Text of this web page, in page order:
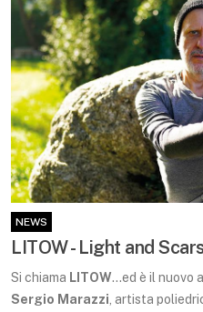
NEWS
LITOW - Light and
Si chiama LITOW…ed è il nuovo
Sergio Marazzi , artista